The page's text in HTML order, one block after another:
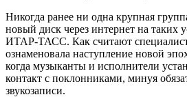
Никогда ранее ни одна крупная
новый диск через интернет на таких
ИТАР-ТАСС. Как считают
ознаменовала наступление новой
когда музыканты и исполнители
контакт с поклонниками, минуя
звукозаписи.